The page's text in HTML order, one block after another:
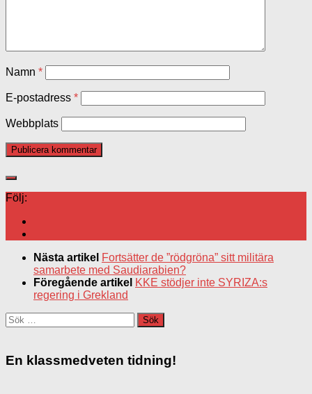
Namn *
E-postadress *
Webbplats
Följ:
Nästa artikel Fortsätter de ”rödgröna” sitt militära
samarbete med Saudiarabien?
Föregående artikel KKE stödjer inte SYRIZA:s
regering i Grekland
Sök
efter:
En klassmedveten tidning!